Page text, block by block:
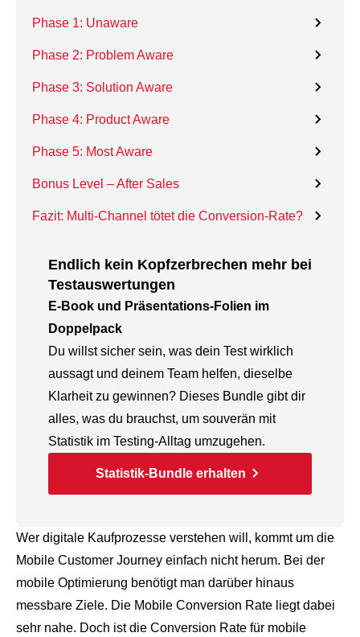
Phase 1: Unaware
Phase 2: Problem Aware
Phase 3: Solution Aware
Phase 4: Product Aware
Phase 5: Most Aware
Bonus Level – After Sales
Fazit: Multi-Channel tötet die Conversion-Rate?
Endlich kein Kopfzerbrechen mehr bei
Testauswertungen
E-Book und Präsentations-Folien im
Doppelpack
Du willst sicher sein, was dein Test wirklich
aussagt und deinem Team helfen, dieselbe
Klarheit zu gewinnen? Dieses Bundle gibt dir
alles, was du brauchst, um souverän mit
Statistik im Testing-Alltag umzugehen.
Statistik-Bundle erhalten
Wer digitale Kaufprozesse verstehen will, kommt um die
Mobile Customer Journey einfach nicht herum. Bei der
mobile Optimierung benötigt man darüber hinaus
messbare Ziele. Die Mobile Conversion Rate liegt dabei
sehr nahe. Doch ist die Conversion Rate für mobile